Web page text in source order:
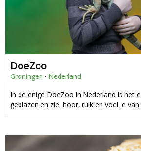
DoeZoo
Groningen · Nederland
In de enige DoeZoo in Nederland is het
geblazen en zie, hoor, ruik en voel je van